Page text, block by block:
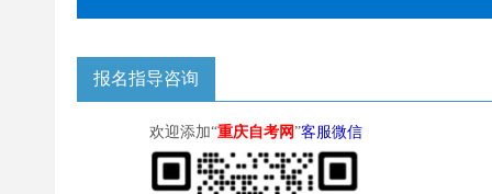
报名指导咨询
欢迎添加“重庆自考网”客服微信